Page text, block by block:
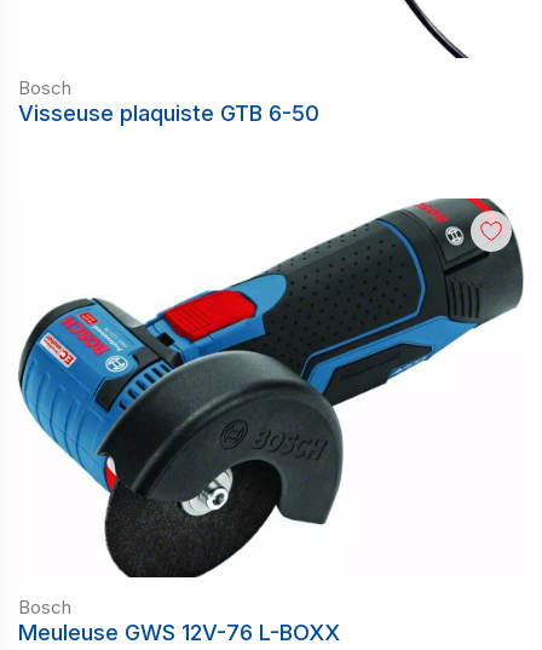
Bosch
Visseuse plaquiste GTB 6-50
Bosch
Meuleuse GWS 12V-76 L-BOXX